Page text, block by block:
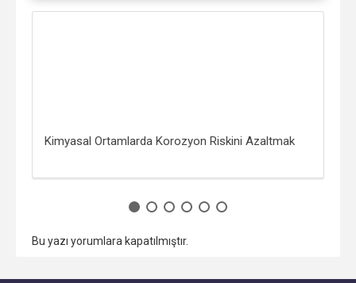
Kimyasal Ortamlarda Korozyon Riskini Azaltmak
Bu yazı yorumlara kapatılmıştır.